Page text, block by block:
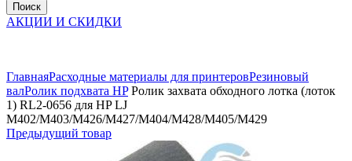
Поиск
АКЦИИ И СКИДКИ
ГлавнаяРасходные материалы для принтеровРезиновый
валРолик подхвата HPРолик захвата обходного лотка (лоток
1) RL2-0656 для HP LJ
M402/M403/M426/M427/M404/M428/M405/M429
Предыдущий товар